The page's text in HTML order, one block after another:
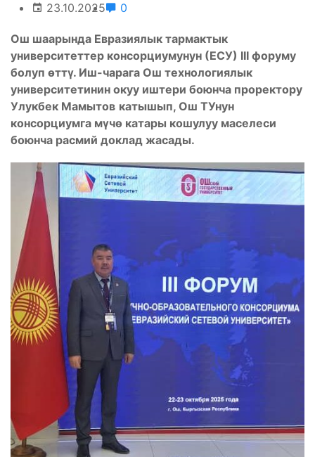
23.10.2025 0
Ош шаарында Евразиялык тармактык
университеттер консорциумунун (ЕСУ) III форуму
болуп өттү. Иш-чарага Ош технологиялык
университетинин окуу иштери боюнча проректору
Улукбек Мамытов катышып, Ош ТУнун
консорциумга мүчө катары кошулуу маселеси
боюнча расмий доклад жасады.